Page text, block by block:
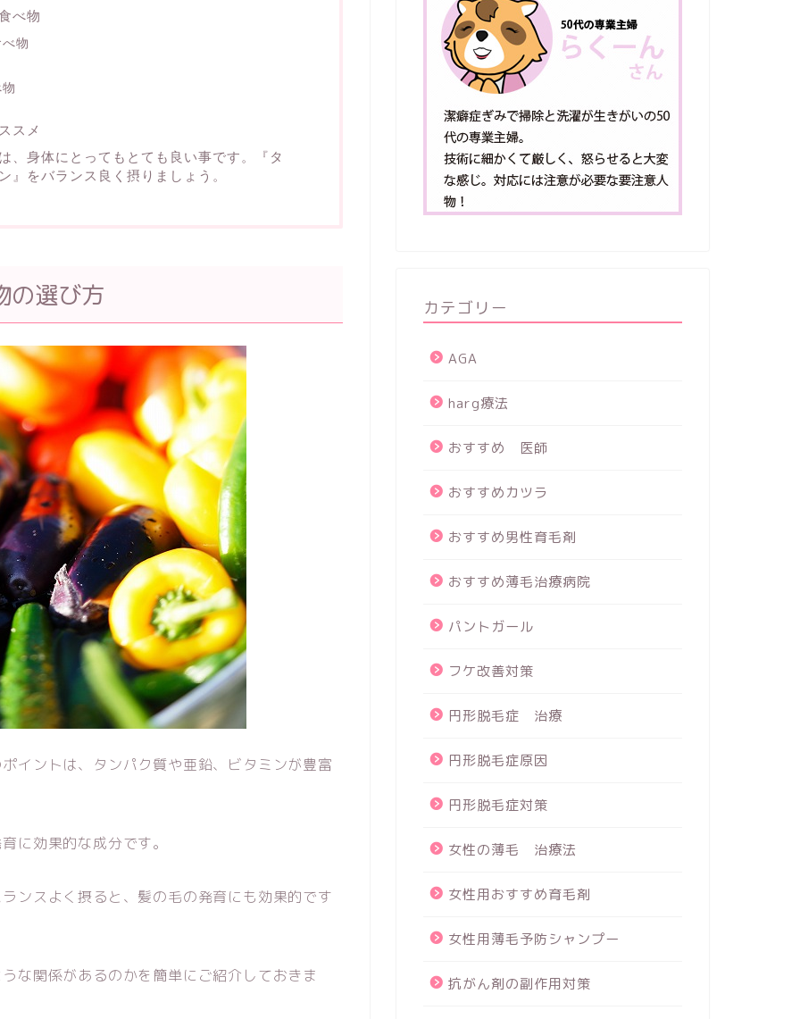
べ物
物
スメ
、身体にとってもとても良い事です。『タ
』をバランス良く摂りましょう。
の選び方
イントは、タンパク質や亜鉛、ビタミンが豊富
に効果的な成分です。
ンスよく摂ると、髪の毛の発育にも効果的です
な関係があるのかを簡単にご紹介しておきま
カテゴリー
AGA
harg療法
おすすめ 医師
おすすめカツラ
おすすめ男性育毛剤
おすすめ薄毛治療病院
パントガール
フケ改善対策
円形脱毛症 治療
円形脱毛症原因
円形脱毛症対策
女性の薄毛 治療法
女性用おすすめ育毛剤
女性用薄毛予防シャンプー
抗がん剤の副作用対策